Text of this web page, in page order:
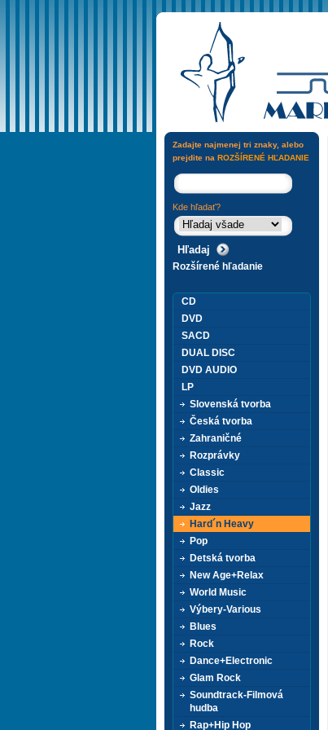
Zadajte najmenej tri znaky, alebo
prejdite na ROZŠÍRENÉ HĽADANIE
Kde hľadať?
Rozšírené hľadanie
CD
DVD
SACD
DUAL DISC
DVD AUDIO
LP
Slovenská tvorba
Česká tvorba
Zahraničné
Rozprávky
Classic
Oldies
Jazz
Hard´n Heavy
Pop
Detská tvorba
New Age+Relax
World Music
Výbery-Various
Blues
Rock
Dance+Electronic
Glam Rock
Soundtrack-Filmová
hudba
Rap+Hip Hop